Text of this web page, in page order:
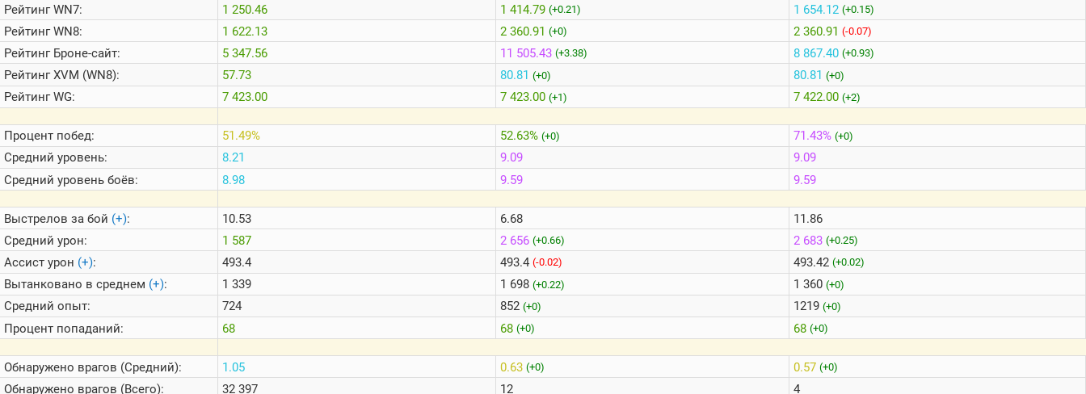
Теlegram
ВК
Портал
Мира
РейтингWN7:
РейтингWN8:
РейтингБроне-сайт:
РейтингXVM (WN8):
РейтингWG:
Процент побед:
Средний уровень:
Средний уровень боёв:
Выстрелов за бой (+):
Средний урон:
Ассист урон (+):
Вытанковано в среднем (+):
Средний опыт:
Процент попаданий:
Обнаружено врагов (Средний):
Обнаружено врагов (Всего):
1 250.46
1 622.13
5 347.56
57.73
7 423.00
51.49%
8.21
8.98
10.53
1 587
493.4
1 339
724
68
1.05
32 397
1 414.79 (+0.21)
2 360.91 (+0)
11 505.43 (+3.38)
80.81 (+0)
7 423.00 (+1)
52.63%(+0)
9.09
9.59
6.68
2 656(+0.66)
493.4(-0.02)
1 698(+0.22)
852(+0)
68(+0)
0.63(+0)
12
1 654.12 (+0.15)
2 360.91 (-0.07)
8 867.40 (+0.93)
80.81 (+0)
7 422.00 (+2)
71.43% (+0)
9.09
9.59
11.86
2 683 (+0.25)
493.42 (+0.02)
1 360 (+0)
1219 (+0)
68 (+0)
0.57 (+0)
4